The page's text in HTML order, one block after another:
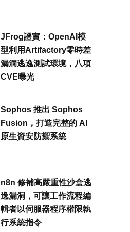
JFrog證實：OpenAI模
型利用Artifactory零時差
漏洞逃逸測試環境，八項
CVE曝光
Sophos 推出 Sophos
Fusion，打造完整的 AI
原生資安防禦系統
n8n 修補高嚴重性沙盒逃
逸漏洞，可讓工作流程編
輯者以伺服器程序權限執
行系統指令